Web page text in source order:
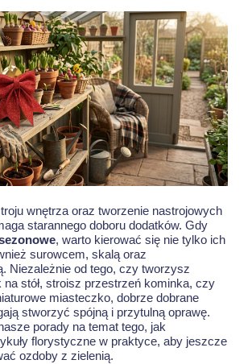
wnętrza oraz tworzenie nastrojowych
starannego doboru dodatków. Gdy
, warto kierować się nie tylko ich
surowcem, skalą oraz
Niezależnie od tego, czy tworzysz
stół, stroisz przestrzeń kominka, czy
miasteczko, dobrze dobrane
stworzyć spójną i przytulną oprawę.
porady na temat tego, jak
florystyczne w praktyce, aby jeszcze
ozdoby z zielenią.